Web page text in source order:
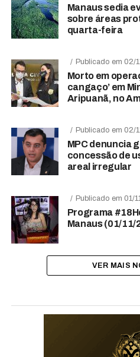
Manaus sedia
sobre áreas
quarta-feira
Publicado em 02/
Morto em
cangaço’ em
Aripuanã, no
Publicado em 02/
MPC denuncia
concessão de
areal irregular
Publicado em 01/
Programa
Manaus (01/11/
VER MAIS